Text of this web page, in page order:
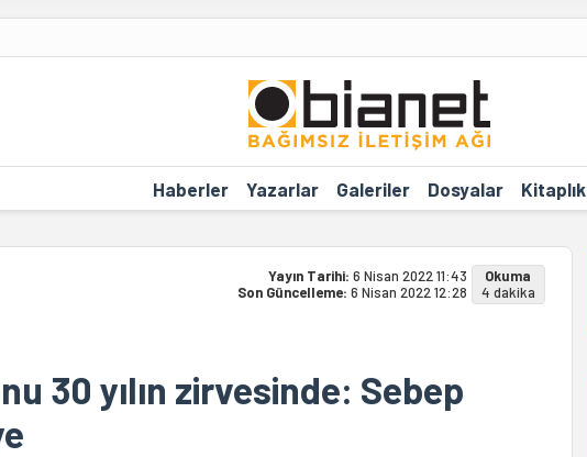
Haberler Yazarlar Galeriler Dosyalar Kitaplık
Yayın Tarihi: 6 Nisan 2022 11:43
Son Güncelleme: 6 Nisan 2022 12:28
Okuma
4 dakika
30 yılın zirvesinde: Sebep